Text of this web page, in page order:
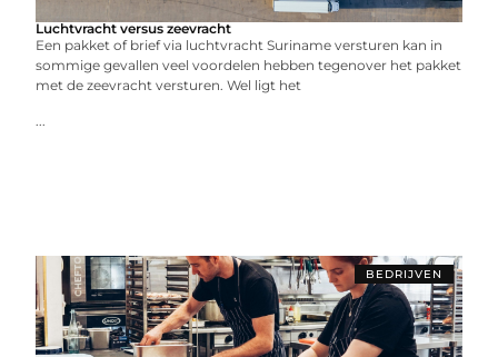
Luchtvracht versus zeevracht
Een pakket of brief via luchtvracht Suriname versturen kan in
sommige gevallen veel voordelen hebben tegenover het pakket
met de zeevracht versturen. Wel ligt het
...
BEDRIJVEN